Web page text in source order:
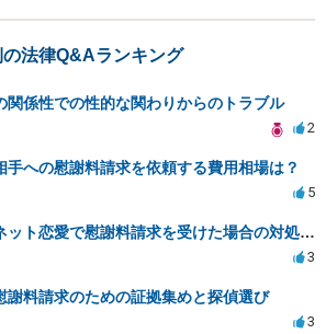
法律Q&Aランキング
関係性での性的な関わりからのトラブル
2
手への慰謝料請求を依頼する費用相場は？
5
未成年の娘がネット恋愛で慰謝料請求を受けた場合の対処法は？
3
謝料請求のための証拠集めと探偵選び
3